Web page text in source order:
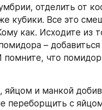
отделить от
кубики. Все это
как. Исходите из
–
что
и манкой
переборщить с